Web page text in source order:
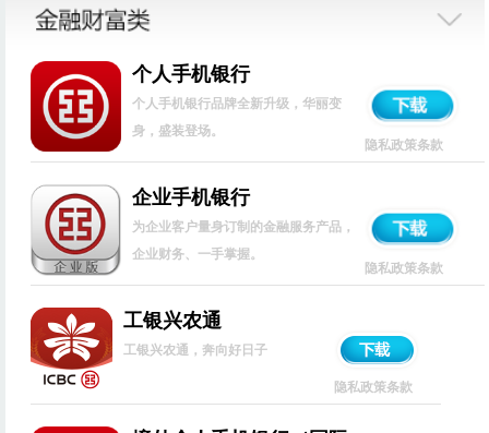
个人手机银行
个人手机银行品牌全新升级，华丽变
身，盛装登场。
隐私政策条款
企业手机银行
为企业客户量身订制的金融服务产品，
企业财务、一手掌握。
隐私政策条款
工银兴农通
工银兴农通，奔向好日子
隐私政策条款